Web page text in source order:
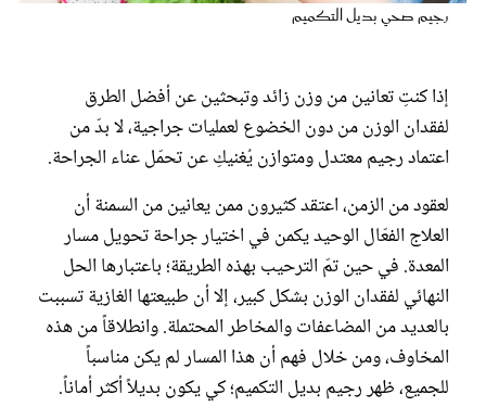
رجيم صحي بديل التكميم
إذا كنتِ تعانين من وزن زائد وتبحثين عن أفضل الطرق
لفقدان الوزن من دون الخضوع لعمليات جراجية، لا بدّ من
اعتماد رجيم معتدل ومتوازن يُغنيكِ عن تحمّل عناء الجراحة.
لعقود من الزمن، اعتقد كثيرون ممن يعانين من السمنة أن
العلاج الفعّال الوحيد يكمن في اختيار جراحة تحويل مسار
المعدة. في حين تمّ الترحيب بهذه الطريقة؛ باعتبارها الحل
النهائي لفقدان الوزن بشكل كبير، إلا أن طبيعتها الغازية تسببت
بالعديد من المضاعفات والمخاطر المحتملة. وانطلاقاً من هذه
المخاوف، ومن خلال فهم أن هذا المسار لم يكن مناسباً
للجميع، ظهر رجيم بديل التكميم؛ كي يكون بديلاً أكثر أماناً.
مجلة سيدتي
غلاف رفمي